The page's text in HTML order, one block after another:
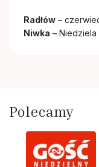
Radłów –
Niwka – Niedziela
Polecamy